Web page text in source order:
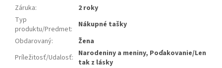
Záruka:
2 roky
Typ
produktu/Predmet:
Nákupné tašky
Obdarovaný:
Žena
Príležitosť/Udalosť: Narodeniny a meniny, Poďakovanie/Len
tak z lásky